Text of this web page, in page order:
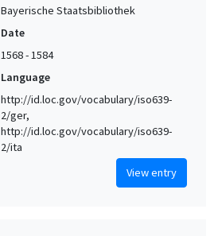
Bayerische Staatsbibliothek
Date
1568 - 1584
Language
http://id.loc.gov/vocabulary/iso639-
2/ger,
http://id.loc.gov/vocabulary/iso639-
2/ita
View entry